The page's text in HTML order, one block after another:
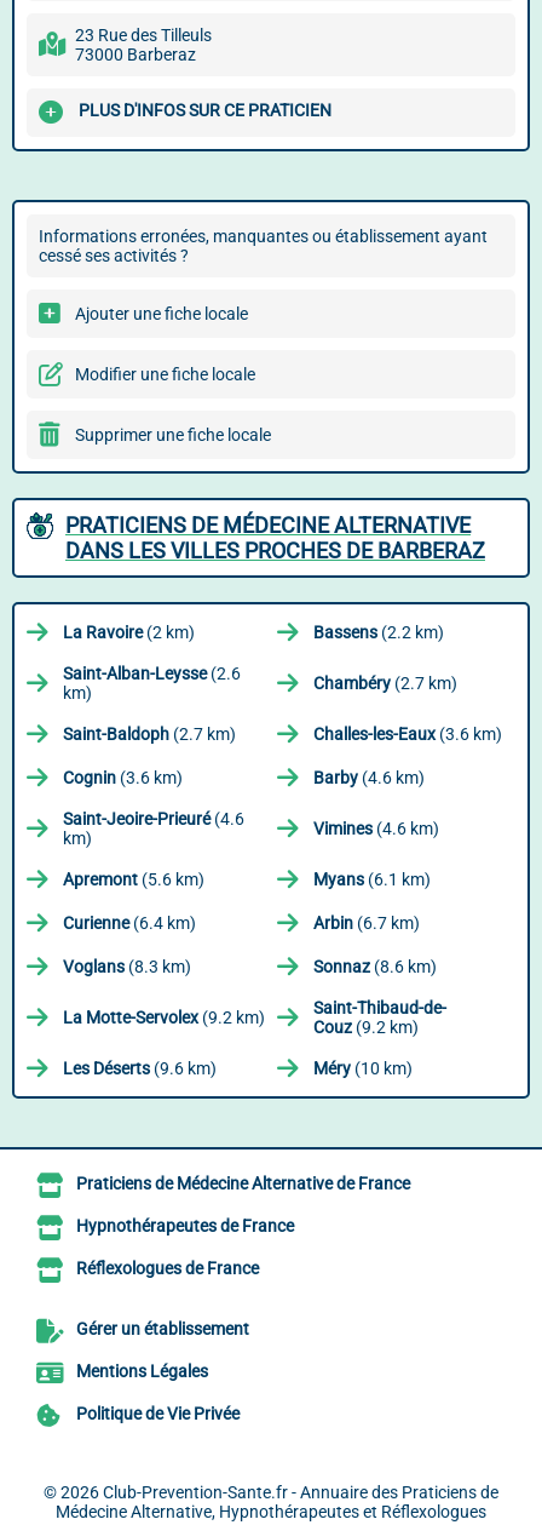
23 Rue des Tilleuls
73000 Barberaz
PLUS D'INFOS SUR CE PRATICIEN
Informations erronées, manquantes ou établissement ayant
cessé ses activités ?
Ajouter une fiche locale
Modifier une fiche locale
Supprimer une fiche locale
PRATICIENS DE MÉDECINE ALTERNATIVE
DANS LES VILLES PROCHES DE BARBERAZ
La Ravoire(2 km) Bassens (2.2 km)
Saint-Alban-Leysse(2.6
km)
Chambéry (2.7 km)
Saint-Baldoph (2.7 km) Challes-les-Eaux(3.6 km)
Cognin (3.6 km) Barby (4.6 km)
Saint-Jeoire-Prieuré(4.6
km)
Vimines (4.6 km)
Apremont (5.6 km) Myans (6.1 km)
Curienne(6.4 km) Arbin (6.7 km)
Voglans (8.3 km) Sonnaz (8.6 km)
La Motte-Servolex(9.2 km)
Saint-Thibaud-de-
Couz (9.2 km)
Les Déserts (9.6 km) Méry (10 km)
Praticiens de Médecine Alternative de France
Hypnothérapeutes de France
Réflexologues de France
Gérer un établissement
Mentions Légales
Politique de Vie Privée
© 2026Club-Prevention-Sante.fr - Annuaire des Praticiens de
Médecine Alternative, Hypnothérapeutes et Réflexologues